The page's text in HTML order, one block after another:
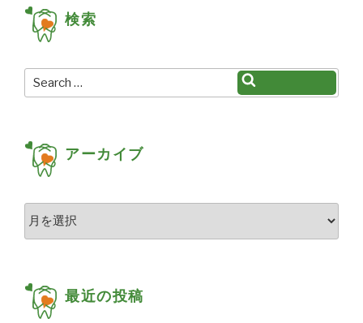
ー
ョ
検索
Search
for:
アーカイブ
ア
ブ
最近の投稿